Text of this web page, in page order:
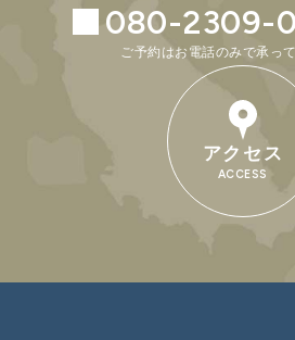
080-2309-
ご予約はお電話のみで承っ
アクセス
ACCESS